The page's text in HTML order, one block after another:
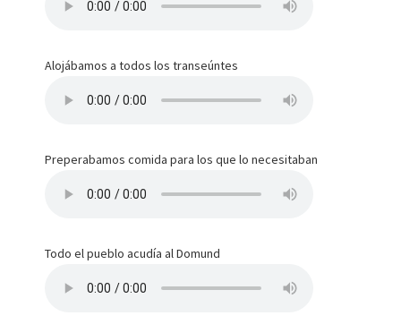
Alojábamos a todos los transeúntes
Preperabamos comida para los que lo necesitaban
Todo el pueblo acudía al Domund